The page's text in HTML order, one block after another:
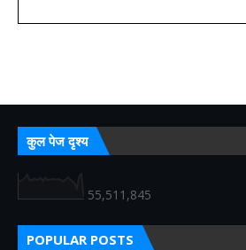
कुल पेज दृश्य
55,511,845
POPULAR POSTS